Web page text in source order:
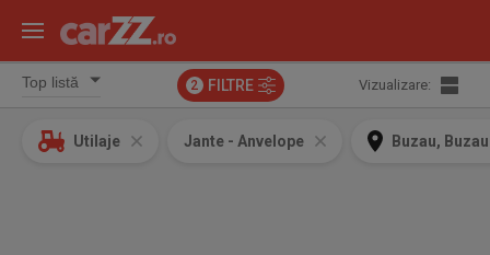
2 FILTRE Vizualizare:
Utilaje Jante - Anvelope Buzau, Buzau